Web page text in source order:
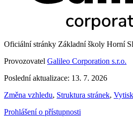
Oficiální stránky Základní školy Horní
Provozovatel Galileo Corporation s.r.o.
Poslední aktualizace: 13. 7. 2026
Změna vzhledu, Struktura stránek,
Prohlášení o přístupnosti